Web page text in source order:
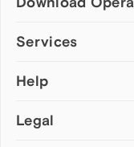
Computer browsers
Opera for Mac
Opera beta version
Services
Add-ons
Wallpapers
Help
Help & support
Legal